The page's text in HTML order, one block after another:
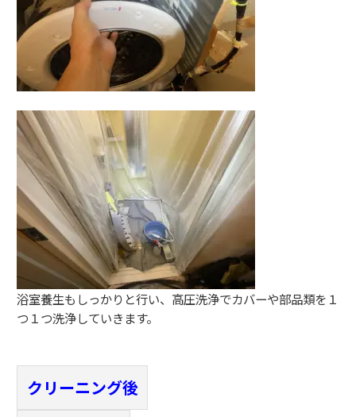
浴室養生もしっかりと行い、高圧洗浄でカバーや部品類を１
つ１つ洗浄していきます。
クリーニング後